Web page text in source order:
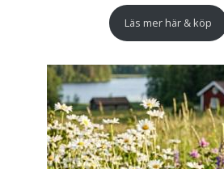
Läs mer här & köp